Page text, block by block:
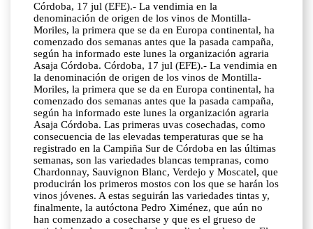
Córdoba, 17 jul (EFE).- La vendimia en la
denominación de origen de los vinos de Montilla-
Moriles, la primera que se da en Europa continental, ha
comenzado dos semanas antes que la pasada campaña,
según ha informado este lunes la organización agraria
Asaja Córdoba. Córdoba, 17 jul (EFE).- La vendimia en
la denominación de origen de los vinos de Montilla-
Moriles, la primera que se da en Europa continental, ha
comenzado dos semanas antes que la pasada campaña,
según ha informado este lunes la organización agraria
Asaja Córdoba. Las primeras uvas cosechadas, como
consecuencia de las elevadas temperaturas que se ha
registrado en la Campiña Sur de Córdoba en las últimas
semanas, son las variedades blancas tempranas, como
Chardonnay, Sauvignon Blanc, Verdejo y Moscatel, que
producirán los primeros mostos con los que se harán los
vinos jóvenes. A estas seguirán las variedades tintas y,
finalmente, la autóctona Pedro Ximénez, que aún no
han comenzado a cosecharse y que es el grueso de